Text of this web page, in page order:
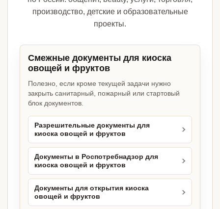
производство, детские и образовательные
проекты.
Смежные документы для киоска
овощей и фруктов
Полезно, если кроме текущей задачи нужно
закрыть санитарный, пожарный или стартовый
блок документов.
Разрешительные документы для
киоска овощей и фруктов
Документы в Роспотребнадзор для
киоска овощей и фруктов
Документы для открытия киоска
овощей и фруктов